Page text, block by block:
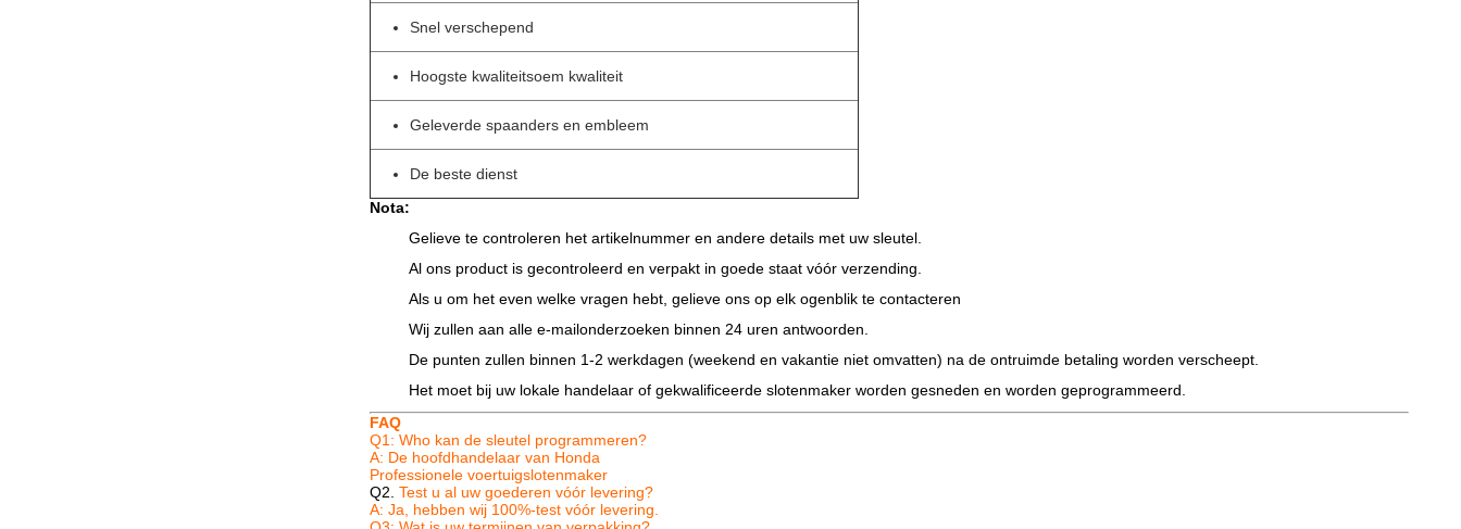
Snel verschepend
Hoogste kwaliteitsoem kwaliteit
Geleverde spaanders en embleem
De beste dienst
Nota:
Gelieve te controleren het artikelnummer en andere details met uw sleutel.
Al ons product is gecontroleerd en verpakt in goede staat vóór verzending.
Als u om het even welke vragen hebt, gelieve ons op elk ogenblik te contacteren
Wij zullen aan alle e-mailonderzoeken binnen 24 uren antwoorden.
De punten zullen binnen 1-2 werkdagen (weekend en vakantie niet omvatten) na de ontruimde betaling worden verscheept.
Het moet bij uw lokale handelaar of gekwalificeerde slotenmaker worden gesneden en worden geprogrammeerd.
FAQ
Q1: Who kan de sleutel programmeren?
A: De hoofdhandelaar van Honda
Professionele voertuigslotenmaker
Q2. Test u al uw goederen vóór levering?
A: Ja, hebben wij 100%-test vóór levering.